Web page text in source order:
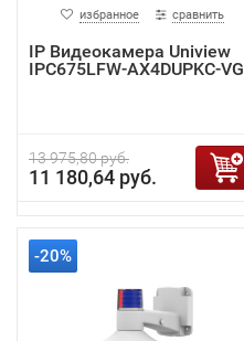
избранное сравнить
IP Видеокамера Uniview
IPC675LFW-AX4DUPKC-VG
13 975,80 руб.
11 180,64 руб.
-20%